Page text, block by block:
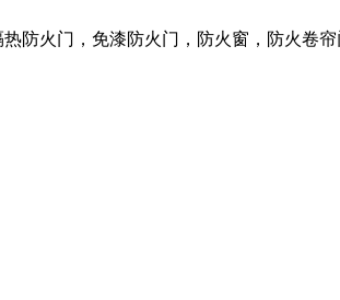
防火门，免漆防火门，防火窗，防火卷